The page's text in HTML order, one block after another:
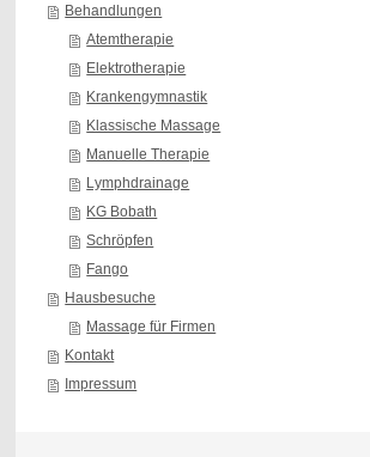
Behandlungen
Atemtherapie
Elektrotherapie
Krankengymnastik
Klassische Massage
Manuelle Therapie
Lymphdrainage
KG Bobath
Schröpfen
Fango
Hausbesuche
Massage für Firmen
Kontakt
Impressum